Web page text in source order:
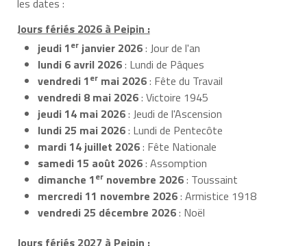
Jours fériés 2026 à Peipin :
jeudi 1er janvier 2026: Jour de l'an
lundi 6 avril 2026: Lundi de Pâques
vendredi 1er mai 2026: Fête du Travail
vendredi 8 mai 2026: Victoire 1945
jeudi 14 mai 2026: Jeudi de l'Ascension
lundi 25 mai 2026: Lundi de Pentecôte
mardi 14 juillet 2026: Fête Nationale
samedi 15 août 2026: Assomption
dimanche 1er novembre 2026: Toussaint
mercredi 11 novembre 2026: Armistice 1918
vendredi 25 décembre 2026: Noël